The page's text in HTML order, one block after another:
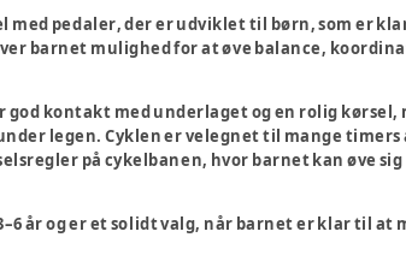
med pedaler, der er udviklet til børn, som er
barnet mulighed for at øve balance,
god kontakt med underlaget og en rolig kørsel,
legen. Cyklen er velegnet til mange timers
på cykelbanen, hvor barnet kan øve sig
årog er et solidt valg, når barnet er klar til at